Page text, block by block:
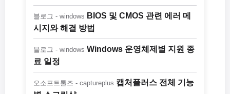
블로그 - windows BIOS 및 CMOS 관련 에러 메
시지와 해결 방법
블로그 - windows Windows 운영체제별 지원 종
료 일정
오소프트툴즈 - captureplus 캡처플러스 전체 기능